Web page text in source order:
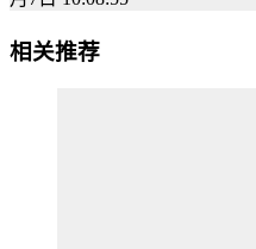
相关推荐